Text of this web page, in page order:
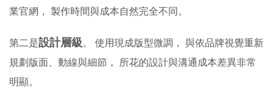
業官網， 製作時間與成本自然完全不同。
第二是設計層級。 使用現成版型微調， 與依品牌視覺重新
規劃版面、動線與細節， 所花的設計與溝通成本差異非常
明顯。